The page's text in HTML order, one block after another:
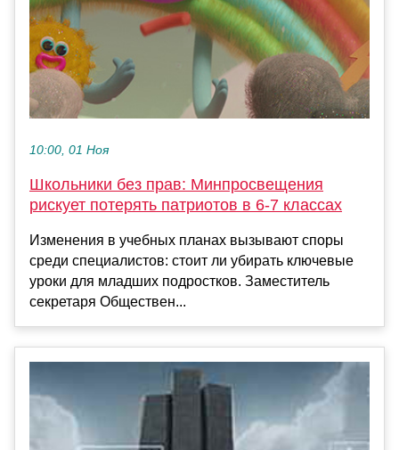
10:00, 01 Ноя
Школьники без прав: Минпросвещения
рискует потерять патриотов в 6-7 классах
Изменения в учебных планах вызывают споры
среди специалистов: стоит ли убирать ключевые
уроки для младших подростков. Заместитель
секретаря Обществен...